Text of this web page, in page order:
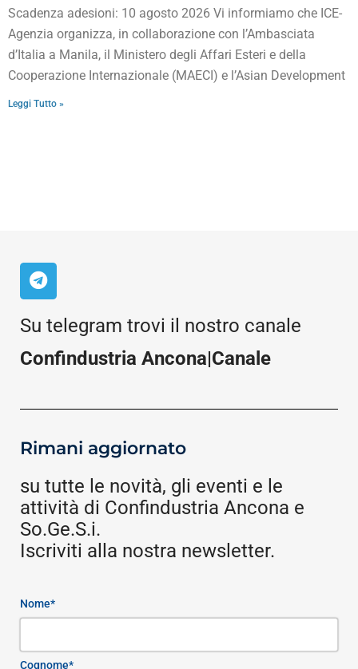
Scadenza adesioni: 10 agosto 2026 Vi informiamo che ICE-
Agenzia organizza, in collaborazione con l’Ambasciata
d’Italia a Manila, il Ministero degli Affari Esteri e della
Cooperazione Internazionale (MAECI) e l’Asian Development
Leggi Tutto »
Su telegram trovi il nostro canale
Confindustria Ancona|Canale
Rimani aggiornato
su tutte le novità, gli eventi e le
attività di Confindustria Ancona e
So.Ge.S.i.
Iscriviti alla nostra newsletter.
Nome*
Cognome*